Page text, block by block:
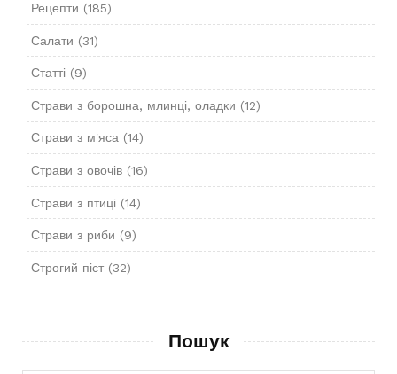
Рецепти (185)
Салати (31)
Статті (9)
Страви з борошна, млинці, оладки (12)
Страви з м'яса(14)
Страви з овочів(16)
Страви з птиці (14)
Страви з риби (9)
Строгий піст(32)
Пошук